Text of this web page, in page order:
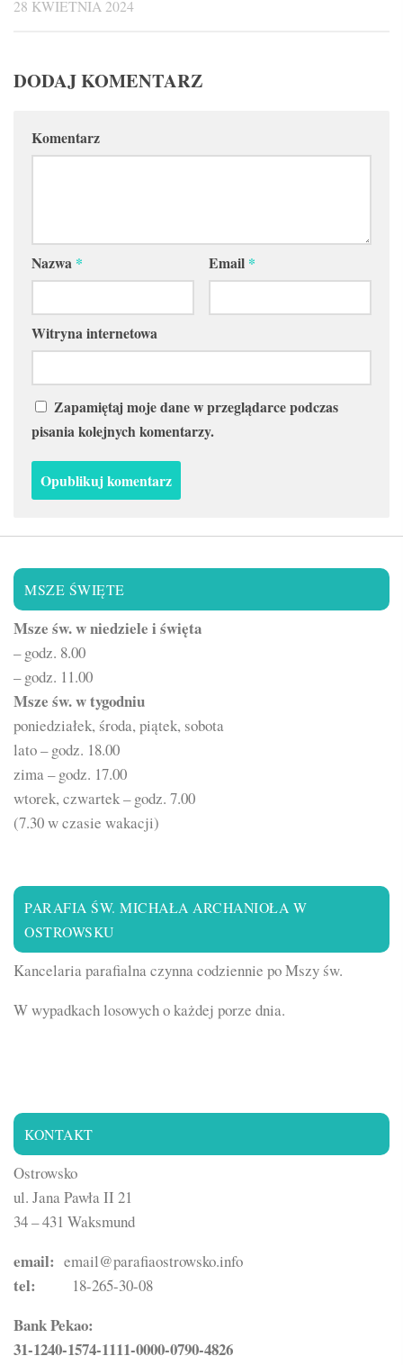
28 KWIETNIA 2024
DODAJ KOMENTARZ
Komentarz
Nazwa * Email *
Witryna internetowa
Zapamiętaj moje dane w przeglądarce podczas
pisania kolejnych komentarzy.
MSZE ŚWIĘTE
Msze św. w niedziele i święta
– godz. 8.00
– godz. 11.00
Msze św. w tygodniu
poniedziałek, środa, piątek, sobota
lato – godz. 18.00
zima – godz. 17.00
wtorek, czwartek – godz. 7.00
(7.30 w czasie wakacji)
PARAFIA ŚW. MICHAŁA ARCHANIOŁA W
OSTROWSKU
Kancelaria parafialna czynna codziennie po Mszy św.
W wypadkach losowych o każdej porze dnia.
KONTAKT
Ostrowsko
ul. Jana Pawła II 21
34 – 431 Waksmund
email: email@parafiaostrowsko.info
tel: 18-265-30-08
Bank Pekao:
31-1240-1574-1111-0000-0790-4826